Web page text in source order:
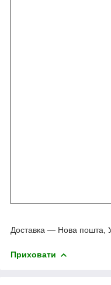
Доставка — Нова пошта,
Приховати